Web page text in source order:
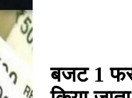
बजट 1